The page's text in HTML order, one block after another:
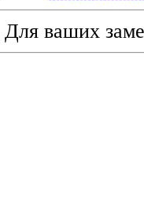
Для ваших